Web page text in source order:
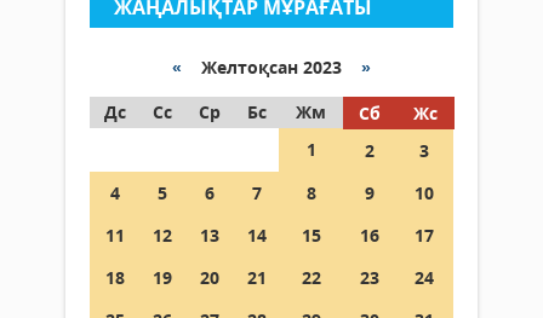
ЖАҢАЛЫҚТАР МҰРАҒАТЫ
« Желтоқсан 2023 »
Дс
Сс Ср Бс Жм Сб
Жс
1
2
3
4
5 6 7 8 9
10
11
12 13 14 15 16
17
18
19 20 21 22 23
24